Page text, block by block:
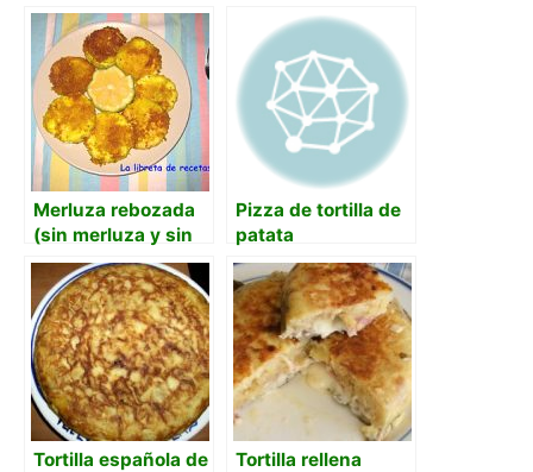
Merluza rebozada
(sin merluza y sin
huevo)
Pizza de tortilla de
patata
Tortilla española de
Tortilla rellena